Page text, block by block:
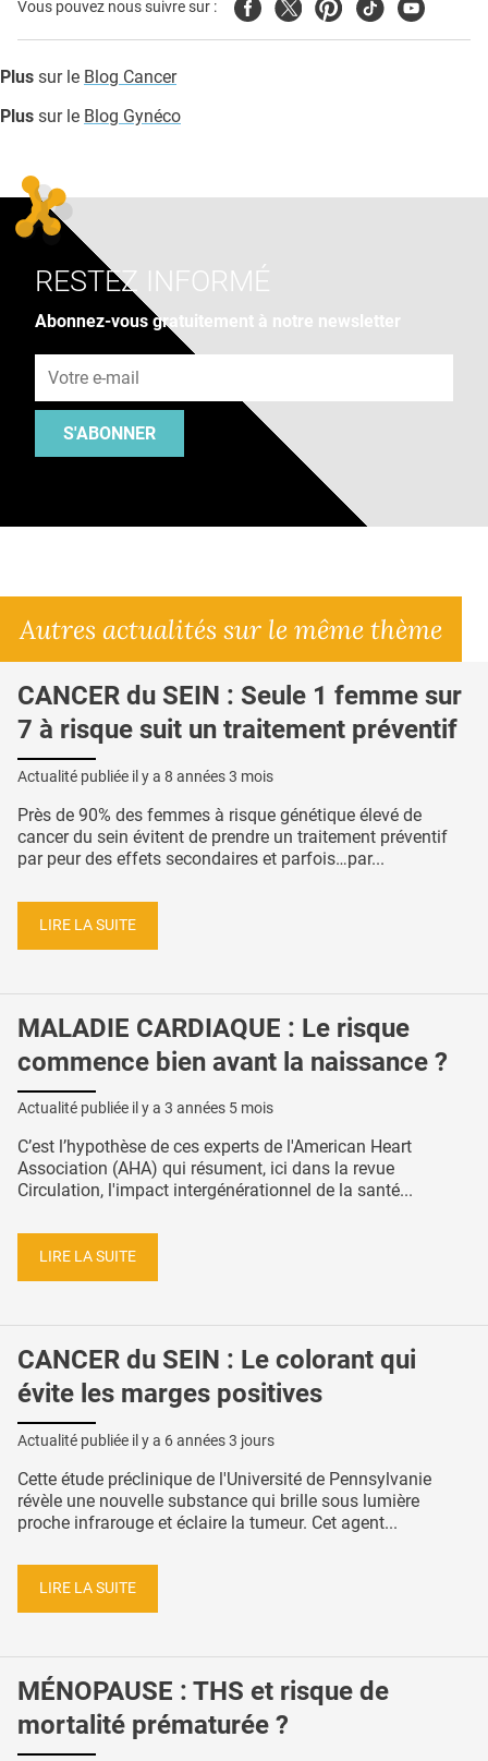
Vous pouvez nous suivre sur : FacebookTwitterPinterest
TiktokYoutube
Plus sur le Blog Cancer
Plus sur le Blog Gynéco
RESTEZ INFORMÉ
Abonnez-vous gratuitement à notre newsletter
S'ABONNER
Autres actualités sur le même thème
CANCER du SEIN : Seule 1 femme sur
7 à risque suit un traitement préventif
Actualité publiée il y a 8 années 3 mois
Près de 90% des femmes à risque génétique élevé de
cancer du sein évitent de prendre un traitement préventif
par peur des effets secondaires et parfois…par...
LIRE LA SUITE
MALADIE CARDIAQUE : Le risque
commence bien avant la naissance ?
Actualité publiée il y a 3 années 5 mois
C’est l’hypothèse de ces experts de l'American Heart
Association (AHA) qui résument, ici dans la revue
Circulation, l'impact intergénérationnel de la santé...
LIRE LA SUITE
CANCER du SEIN : Le colorant qui
évite les marges positives
Actualité publiée il y a 6 années 3 jours
Cette étude préclinique de l'Université de Pennsylvanie
révèle une nouvelle substance qui brille sous lumière
proche infrarouge et éclaire la tumeur. Cet agent...
LIRE LA SUITE
MÉNOPAUSE : THS et risque de
mortalité prématurée ?